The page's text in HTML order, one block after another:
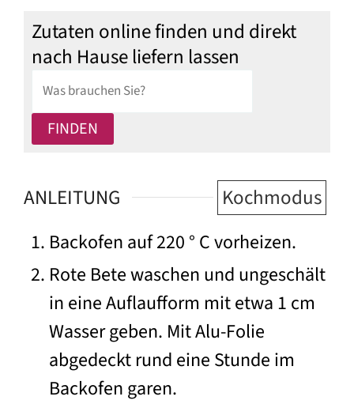
Zutaten online finden und direkt
nach Hause liefern lassen
ANLEITUNG Kochmodus
Backofen auf 220 ° C vorheizen.
Rote Bete waschen und ungeschält
in eine Auflaufform mit etwa 1 cm
Wasser geben. Mit Alu-Folie
abgedeckt rund eine Stunde im
Backofen garen.